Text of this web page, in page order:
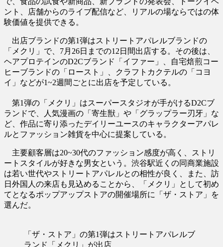
ント、店舗からのライブ配信など、リアルの場ならではの体
験価値を提供できる。
出店ブランドの第1弾はストリートアパレルブランドの
「メクリ」で、7月26日までの12日間出店する。その後は、
ヘアプロテインのD2Cブランド「イファー」、自宅焙煎コー
ヒーブランドの「ロースト」、クラフトカクテルの「コヨ
イ」などが1~2週間ごとに出店を予定している。
第1弾の「メクリ」はスーパースタジオが手がけるD2Cブ
ランドで、人気漫画の「寄生獣」や「グラップラー刃牙」な
ど、作品に寄り添ったデイリーユースのキャラクターアパレ
ルとファッション雑貨を中心に提案している。
主要顧客層は20~30代のファッション感度が高く、ストリ
ートスタイルが好きな男女という。渋谷駅近くの同商業施設
は若い世代やストリートアパレルとの相性が良く、また、訪
日外国人の来店も見込めることから、「メクリ」として初め
てとなるポップアップストアの開催場所に「ザ・ストア」を
選んだ。
「ザ・ストア」の第1弾はストリートアパレルブ
ランド「メクリ」が出店